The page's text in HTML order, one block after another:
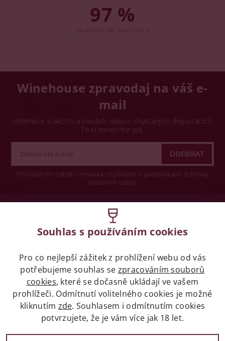
97 %
Winehouse zpravodaj na váš e-
mail
Informace o akcích a slevách nebo o chystaných degustacích.
To si nenechte ujít.
Přihlášením odběru novinek souhlasíte s podmínkami ochrany
osobních údajů
Legislativa
Zákaz prodeje alkoholických nápojů osobám
mladších 18 let.
Naše služby
Souhlas s používáním cookies
Pro co nejlepší zážitek z prohlížení webu od vás
potřebujeme souhlas se zpracováním souborů
cookies, které se dočasně ukládají ve vašem
prohlížeči. Odmítnutí volitelného cookies je možné
kliknutím zde. Souhlasem i odmítnutím cookies
potvrzujete, že je vám více jak 18 let.